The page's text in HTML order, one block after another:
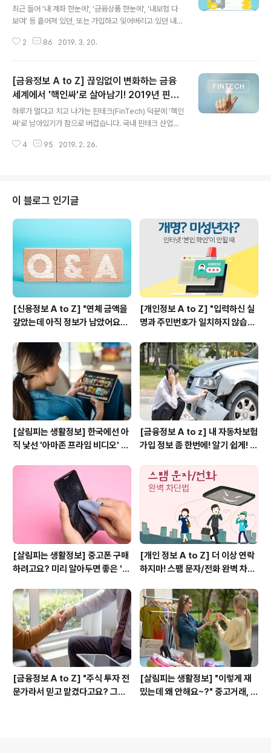
'상속인 금융거래 조회 서비스'에서
최근 들어 '내 계좌 한눈에', '금융상품 한눈에', '내보험 다
보여' 등 흩어져 있던, 또는 가입하고 잊어버리고 있던 내
어요. 여기에 하나 더, 추가해 볼까요? 많이 알려지지는 않
있음에도 모르고 지나친 개인연금을 찾아갈 수 있도록 해
당 서비스를 개선했다고 해요. 개인 연금보험은 보험 가입
후 연금을 받기까지 수십 년이 걸리고, 연금수령도 장기간
에 걸쳐 이루어지는 경우가 대부분이지요. 그 사이 가입자
지급이 중단된 계약이 생각보다 많이 발생한답니다. 특히,
2 86 2019. 3. 20.
[금융정보 A to Z] 끊임없이 변화하는 금융
세계에서 '핵인싸'로 살아남기! 2019년 핀테
크 시장을 뜨겁게 달굴 키워드는?
하루가 멀다고 치고 나가는 핀테크(FinTech) 덕분에 '핵인
싸'로 남아있기가 참으로 버겁습니다. 국내 핀테크 산업은
자기 훅! 커졌는데요, 전통적인 금융 방식에서 벗어나 다양
금융 서비스를 제공하는 플랫폼 등이 있겠네요. 너무 편리
해서 안 써본 사람은 있어도 한번 만 써본 사람은 없다지요.
이렇듯, 나날이 핫해지는 핀테크 분야에서 아웃사이더로
밀려날 수는 없기에! 2019년 핀테크 10대 트렌드 전망에
오른 뜨끈뜨끈한 키워드부터 소화하고 넘어갑시다~ 보험
과 기술이 만났다, 인슈..
4 95 2019. 2. 26.
이 블로그 인기글
[신용정보 A to Z] "연체 금액을
갚았는데 아직 정보가 남았어요?"
질문 10가지
[개인정보 A to Z] "입력하신 실
명과 주민번호가 일치하지 않습니
과 실명 등록하는 방법
[살림피는 생활정보] 한국에선 아
직 낯선 '아마존 프라임 비디오' 추
[금융정보 A to z] 내 자동차보험
가입 정보 좀 한번에! 알기 쉽게! 정
[살림피는 생활정보] 중고폰 구매
하려고요? 미리 알아두면 좋은 '업
[개인 정보 A to Z] 더 이상 연락
하지마! 스팸 문자/전화 완벽 차단
소개
[금융정보 A to Z] "주식 투자 전
문가라서 믿고 맡겼다고요? 그거
[살림피는 생활정보] "이렇게 재
밌는데 왜 안해요~?" 중고거래, 거